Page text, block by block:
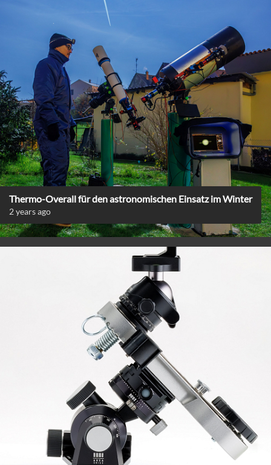
Thermo-Overall für den astronomischen Einsatz im Winter
2 years ago